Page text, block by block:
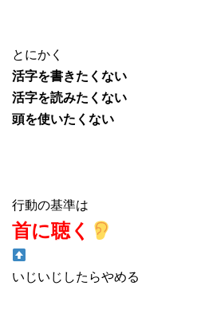
とにかく
活字を書きたくない
活字を読みたくない
頭を使いたくない
行動の基準は
首に聴く
いじいじしたらやめる